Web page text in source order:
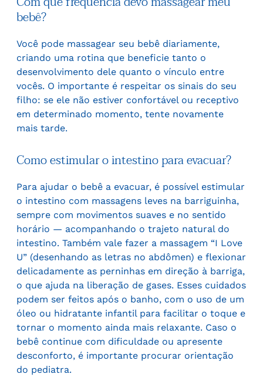
bebê?
Você pode massagear seu bebê diariamente,
criando uma rotina que beneficie tanto o
desenvolvimento dele quanto o vínculo entre
vocês. O importante é respeitar os sinais do seu
filho: se ele não estiver confortável ou receptivo
em determinado momento, tente novamente
mais tarde.
Como estimular o intestino para evacuar?
Para ajudar o bebê a evacuar, é possível estimular
o intestino com massagens leves na barriguinha,
sempre com movimentos suaves e no sentido
horário — acompanhando o trajeto natural do
intestino. Também vale fazer a massagem “I Love
U” (desenhando as letras no abdômen) e flexionar
delicadamente as perninhas em direção à barriga,
o que ajuda na liberação de gases. Esses cuidados
podem ser feitos após o banho, com o uso de um
óleo ou hidratante infantil para facilitar o toque e
tornar o momento ainda mais relaxante. Caso o
bebê continue com dificuldade ou apresente
desconforto, é importante procurar orientação
do pediatra.